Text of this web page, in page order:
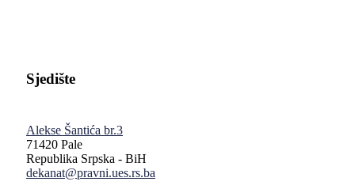
Sjedište
Alekse Šantića br.3
71420 Pale
Republika Srpska - BiH
dekanat@pravni.ues.rs.ba